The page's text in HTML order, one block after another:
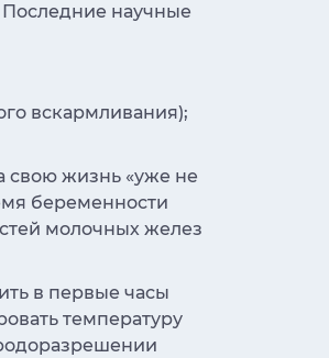
научные
вскармливания);
свою жизнь «уже не
беременности
молочных желез
в первые часы
температуру